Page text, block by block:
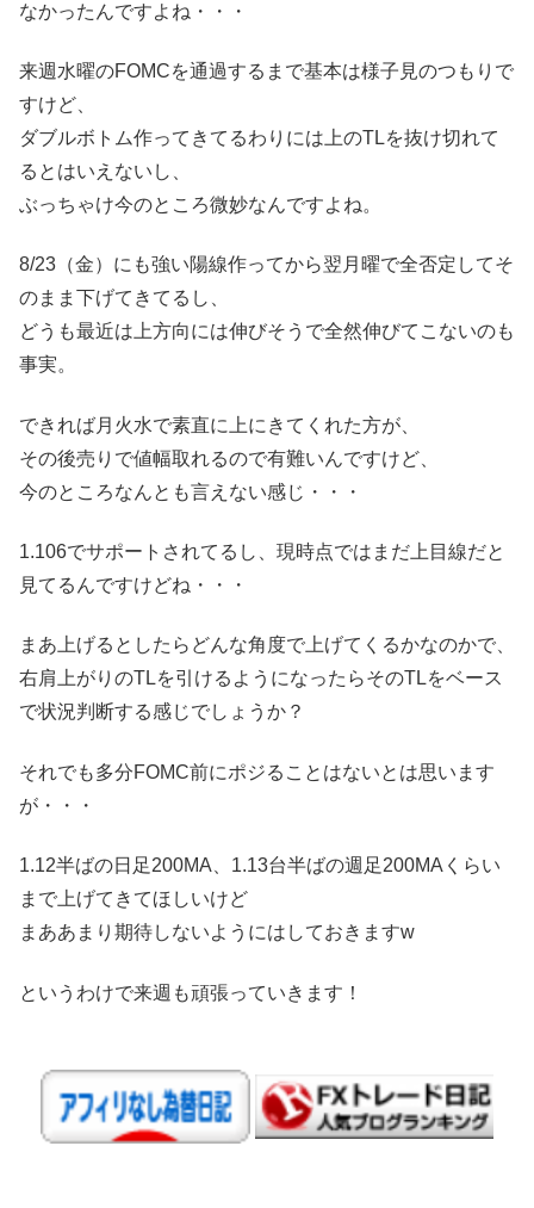
なかったんですよね・・・
来週水曜のFOMCを通過するまで基本は様子見のつもりで
すけど、
ダブルボトム作ってきてるわりには上のTLを抜け切れて
るとはいえないし、
ぶっちゃけ今のところ微妙なんですよね。
8/23（金）にも強い陽線作ってから翌月曜で全否定してそ
のまま下げてきてるし、
どうも最近は上方向には伸びそうで全然伸びてこないのも
事実。
できれば月火水で素直に上にきてくれた方が、
その後売りで値幅取れるので有難いんですけど、
今のところなんとも言えない感じ・・・
1.106でサポートされてるし、現時点ではまだ上目線だと
見てるんですけどね・・・
まあ上げるとしたらどんな角度で上げてくるかなのかで、
右肩上がりのTLを引けるようになったらそのTLをベース
で状況判断する感じでしょうか？
それでも多分FOMC前にポジることはないとは思います
が・・・
1.12半ばの日足200MA、1.13台半ばの週足200MAくらい
まで上げてきてほしいけど
まああまり期待しないようにはしておきますw
というわけで来週も頑張っていきます！